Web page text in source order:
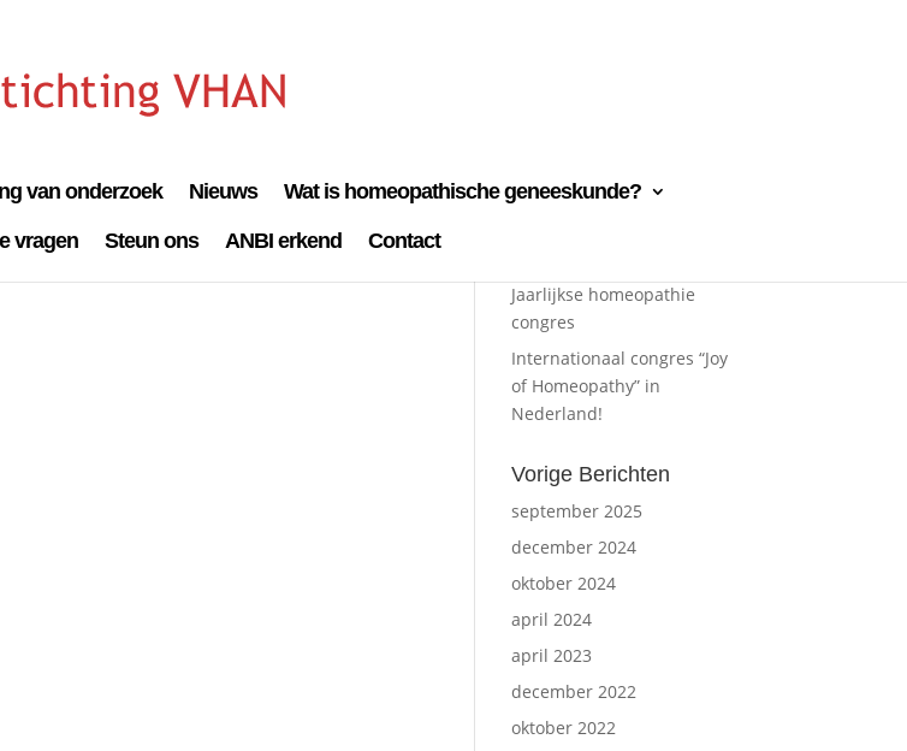
van onderzoek Nieuws Wat is homeopathische geneeskunde?
vragen Steun ons ANBI erkend Contact
Jaarlijkse homeopathie
congres
Internationaal congres “Joy
of Homeopathy” in
Nederland!
Vorige Berichten
september 2025
december 2024
oktober 2024
april 2024
april 2023
december 2022
oktober 2022